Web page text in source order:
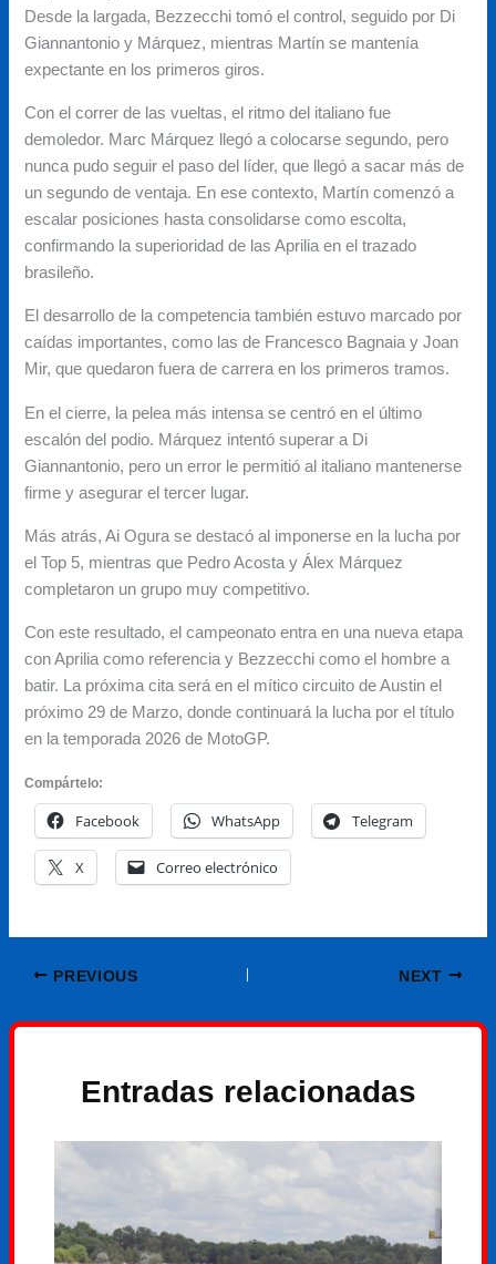
Desde la largada, Bezzecchi tomó el control, seguido por Di
Giannantonio y Márquez, mientras Martín se mantenía
expectante en los primeros giros.
Con el correr de las vueltas, el ritmo del italiano fue
demoledor. Marc Márquez llegó a colocarse segundo, pero
nunca pudo seguir el paso del líder, que llegó a sacar más de
un segundo de ventaja. En ese contexto, Martín comenzó a
escalar posiciones hasta consolidarse como escolta,
confirmando la superioridad de las Aprilia en el trazado
brasileño.
El desarrollo de la competencia también estuvo marcado por
caídas importantes, como las de Francesco Bagnaia y Joan
Mir, que quedaron fuera de carrera en los primeros tramos.
En el cierre, la pelea más intensa se centró en el último
escalón del podio. Márquez intentó superar a Di
Giannantonio, pero un error le permitió al italiano mantenerse
firme y asegurar el tercer lugar.
Más atrás, Ai Ogura se destacó al imponerse en la lucha por
el Top 5, mientras que Pedro Acosta y Álex Márquez
completaron un grupo muy competitivo.
Con este resultado, el campeonato entra en una nueva etapa
con Aprilia como referencia y Bezzecchi como el hombre a
batir. La próxima cita será en el mítico circuito de Austin el
próximo 29 de Marzo, donde continuará la lucha por el título
en la temporada 2026 de MotoGP.
Compártelo:
Facebook WhatsApp Telegram
X Correo electrónico
PREVIOUS NEXT
Entradas relacionadas